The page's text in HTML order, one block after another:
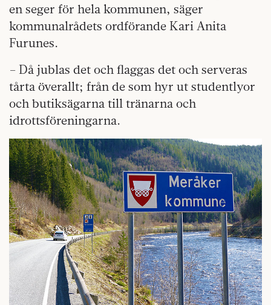
en seger för hela kommunen, säger
kommunalrådets ordförande Kari Anita
Furunes.
– Då jublas det och flaggas det och serveras
tårta överallt; från de som hyr ut studentlyor
och butiksägarna till tränarna och
idrottsföreningarna.